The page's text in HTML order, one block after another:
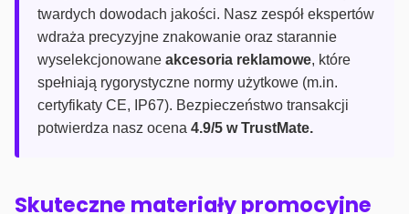
twardych dowodach jakości. Nasz zespół ekspertów
wdraża precyzyjne znakowanie oraz starannie
wyselekcjonowane akcesoria reklamowe, które
spełniają rygorystyczne normy użytkowe (m.in.
certyfikaty CE, IP67). Bezpieczeństwo transakcji
potwierdza nasz ocena 4.9/5 w TrustMate.
Skuteczne materiały promocyjne